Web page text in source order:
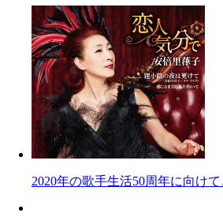
2020年の歌手生活50周年に向け